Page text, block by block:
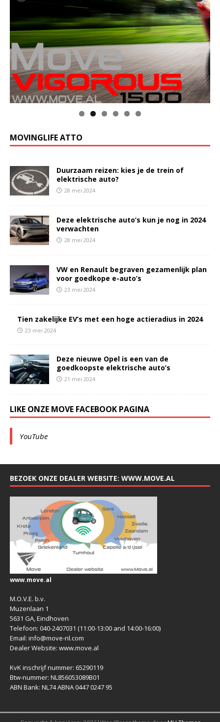
MOVINGLIFE ATTO
Duurzaam reizen: kies je de trein of
elektrische auto?
28 mei 2024
Deze elektrische auto’s kun je nog in 2024
verwachten
28 mei 2024
VW en Renault begraven gezamenlijk plan
voor goedkope e-auto’s
23 mei 2024
Tien zakelijke EV’s met een hoge actieradius in 2024
23 mei 2024
Deze nieuwe Opel is een van de
goedkoopste elektrische auto’s
21 mei 2024
LIKE ONZE MOVE FACEBOOK PAGINA
YouTube
BEZOEK ONZE DEALER WEBSITE: WWW.MOVE.AL
www.move.al
M.O.V.E. b.v.
Muzenlaan 1
5631 GA, Eindhoven
Telefoon: 040-2407031 (11:00-13:00 and 14:00-16:00)
Email: info@move-nl.com
Dealer Website: www.move.al
KvK inschrijf nummer: 65290119
Btw-nummer: NL856053089B01
ABN Bank: NL74 ABNA 0447 0247 95